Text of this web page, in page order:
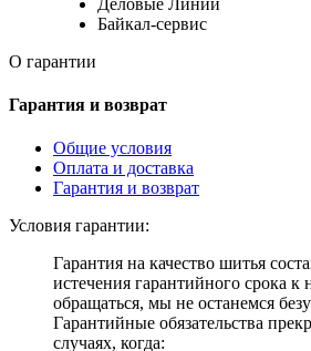
Деловые Линии
Байкал-сервис
О гарантии
Гарантия и возврат
Общие условия
Оплата и доставка
Гарантия и возврат
Условия гарантии:
Гарантия на качество шитья
истечения гарантийного срока
обращаться, мы не останемся
Гарантийные обязательства
случаях, когда: